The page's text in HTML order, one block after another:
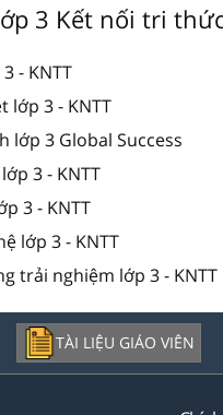
3 Kết nối tri
- KNTT
lớp 3 - KNTT
lớp 3 Global Success
3 - KNTT
3 - KNTT
lớp 3 - KNTT
trải nghiệm lớp 3 - KNTT
TÀI LIỆU GIÁO VIÊN